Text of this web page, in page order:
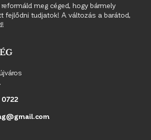
meg céged, hogy bármely
fejlődni tudjatok! A változás a barátod,